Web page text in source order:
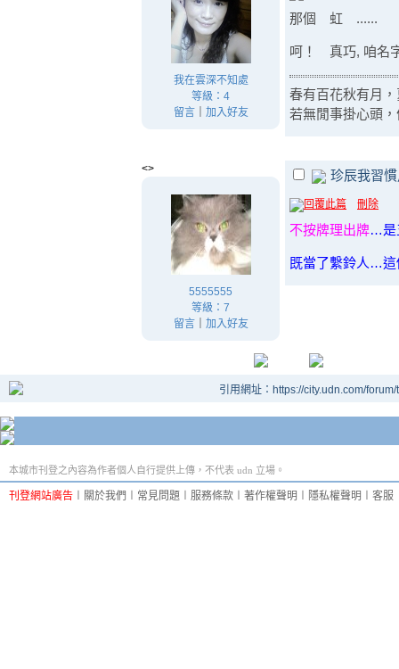
我在雲深不知處
等級：4
留言｜ 加入好友
那個 虹 ......
呵！ 真巧, 咱名
春有百花秋有月
若無閒事掛心頭
<>
5555555
等級：7
留言｜ 加入好友
珍辰我習
回覆此篇 刪除
不按牌理出牌…是
既當了繫鈴人…這
引用網址：https://city.udn.com/
本城市刊登之內容為作者個人自行提供上傳，不代表 udn 立場。
刊登網站廣告 關於我們 常見問題 服務條款 著作權聲明 隱私權聲明 客服